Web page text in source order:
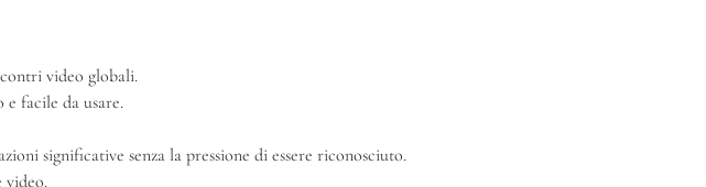
video globali.
facile da usare.
significative senza la pressione di essere riconosciuto.
video.